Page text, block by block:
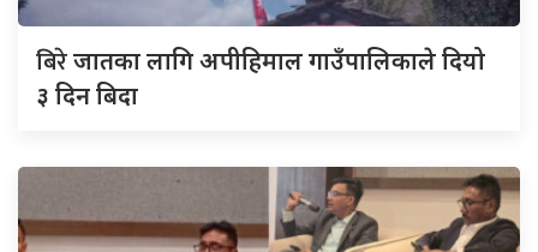
बिरेजातका लागि अपीहिमाल गाउँपालिकाले दियो
३ दिन बिदा